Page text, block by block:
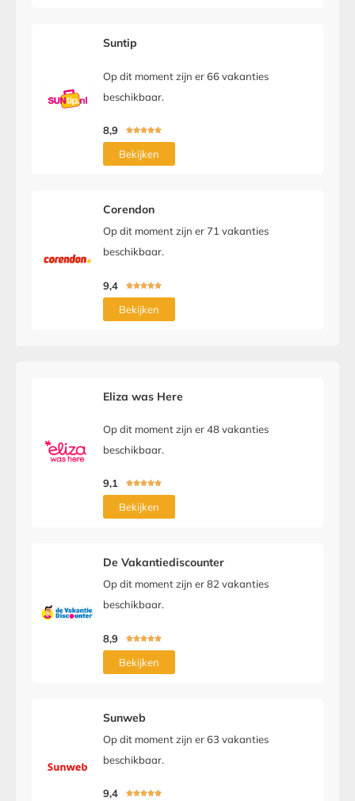
Suntip
Op dit moment zijn er 66 vakanties
beschikbaar.
8,9 
Bekijken
Corendon
Op dit moment zijn er 71 vakanties
beschikbaar.
9,4 
Bekijken
Eliza was Here
Op dit moment zijn er 48 vakanties
beschikbaar.
9,1 
Bekijken
De Vakantiediscounter
Op dit moment zijn er 82 vakanties
beschikbaar.
8,9 
Bekijken
Sunweb
Op dit moment zijn er 63 vakanties
beschikbaar.
9,4 